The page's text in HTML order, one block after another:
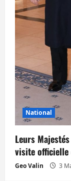
National
Leurs
visite officielle
Geo Valin 3